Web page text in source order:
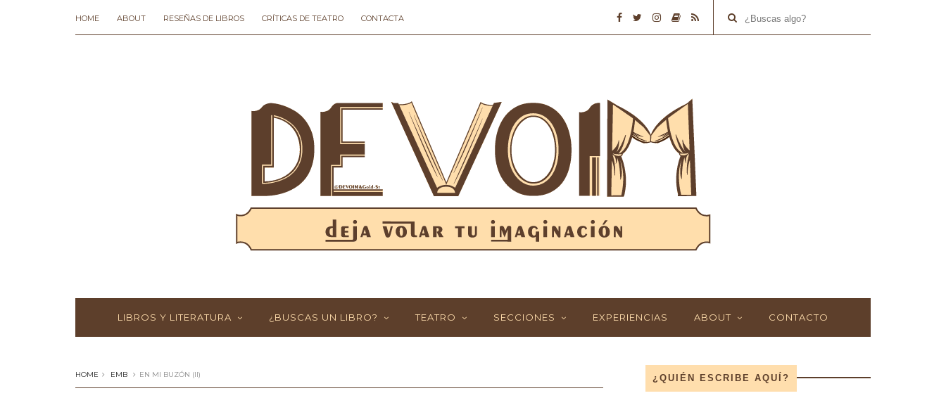
HOME ABOUT RESEÑAS DE LIBROS CRÍTICAS DE TEATRO CONTACTA
LIBROS Y LITERATURA ¿BUSCAS UN LIBRO? TEATRO SECCIONES EXPERIENCIAS ABOUT CONTACTO
HOME EMB EN MI BUZÓN (II) ¿QUIÉN ESCRIBE AQUÍ?